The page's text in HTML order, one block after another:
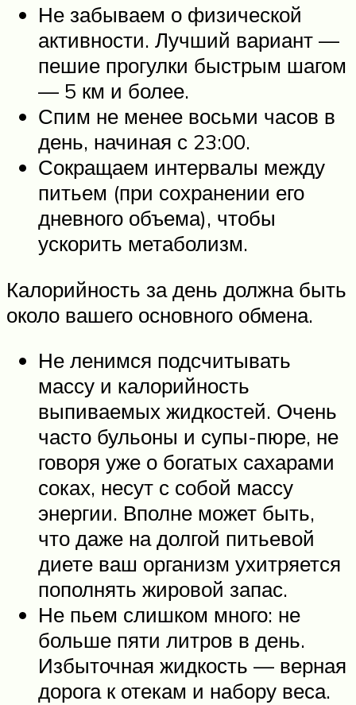
Не забываем о физической
активности. Лучший вариант —
пешие прогулки быстрым шагом
— 5 км и более.
Спим не менее восьми часов в
день, начиная с 23:00.
Сокращаем интервалы между
питьем (при сохранении его
дневного объема), чтобы
ускорить метаболизм.
Калорийность за день должна быть
около вашего основного обмена.
Не ленимся подсчитывать
массу и калорийность
выпиваемых жидкостей. Очень
часто бульоны и супы-пюре, не
говоря уже о богатых сахарами
соках, несут с собой массу
энергии. Вполне может быть,
что даже на долгой питьевой
диете ваш организм ухитряется
пополнять жировой запас.
Не пьем слишком много: не
больше пяти литров в день.
Избыточная жидкость — верная
дорога к отекам и набору веса.